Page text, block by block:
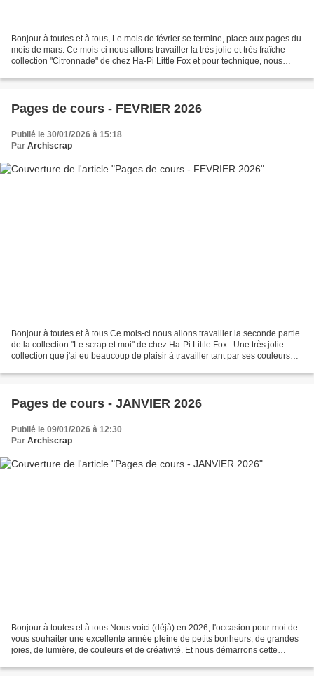
Bonjour à toutes et à tous, Le mois de février se termine, place aux pages du
mois de mars. Ce mois-ci nous allons travailler la très jolie et très fraîche
collection "Citronnade" de chez Ha-Pi Little Fox et pour technique, nous
Pages de cours - FEVRIER 2026
Publié le 30/01/2026 à 15:18
Par Archiscrap
Bonjour à toutes et à tous Ce mois-ci nous allons travailler la seconde partie
de la collection "Le scrap et moi" de chez Ha-Pi Little Fox . Une très jolie
collection que j'ai eu beaucoup de plaisir à travailler tant par ses couleurs
Pages de cours - JANVIER 2026
Publié le 09/01/2026 à 12:30
Par Archiscrap
Bonjour à toutes et à tous Nous voici (déjà) en 2026, l'occasion pour moi de
vous souhaiter une excellente année pleine de petits bonheurs, de grandes
joies, de lumière, de couleurs et de créativité. Et nous démarrons cette